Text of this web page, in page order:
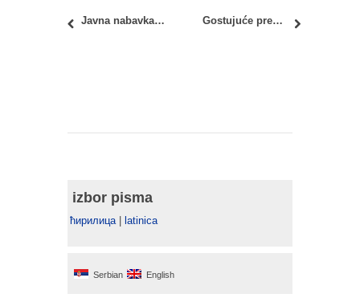
Javna nabavka br. U2-6/2018: nabavka usluga – štampanje monografije i časopisa SAJ Gostujuće predavanje: ”Evropeizacija prostornog planiranja: razlozi, mehanizmi i dinamika promena” – dr Điankarlo Kotela (Dr. Giancarlo Cotella)
izbor pisma
ћирилица| latinica
Serbian English